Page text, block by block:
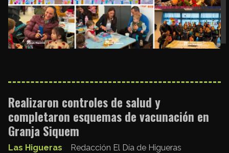
Realizaron controles de salud y
completaron esquemas de vacunación en
Granja Siquem
Redacción El Día de Higueras
Las Higueras